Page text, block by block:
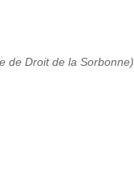
de Droit de la Sorbonne)